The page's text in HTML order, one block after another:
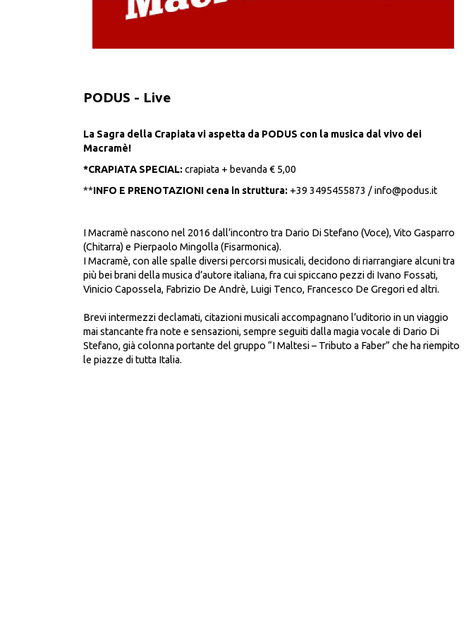
PODUS - Live
La Sagra della Crapiata vi aspetta da PODUS con la musica dal vivo dei
Macramè!
*CRAPIATA SPECIAL:crapiata + bevanda € 5,00
**INFO E PRENOTAZIONI cena in struttura: +39 3495455873 / info@podus.it
I Macramè nascono nel 2016 dall’incontro tra Dario Di Stefano (Voce), Vito Gasparro
(Chitarra) e Pierpaolo Mingolla (Fisarmonica).
I Macramè, con alle spalle diversi percorsi musicali, decidono di riarrangiare alcuni tra
più bei brani della musica d’autore italiana, fra cui spiccano pezzi di Ivano Fossati,
Vinicio Capossela, Fabrizio De Andrè, Luigi Tenco, Francesco De Gregori ed altri.
Brevi intermezzi declamati, citazioni musicali accompagnano l’uditorio in un viaggio
mai stancante fra note e sensazioni, sempre seguiti dalla magia vocale di Dario Di
Stefano, già colonna portante del gruppo “I Maltesi – Tributo a Faber” che ha riempito
le piazze di tutta Italia.